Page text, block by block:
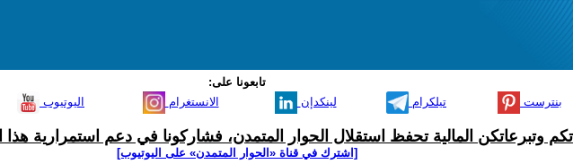
تابعونا على:
اليوتيوب الانستغرام لينكدإن تيلكرام بنترست
وتبرعاتكن المالية تحفظ استقلال الحوار المتمدن، فشاركونا في دعم استمرارية هذا
[اشترك في قناة ‫«الحوار المتمدن» على اليوتيوب]